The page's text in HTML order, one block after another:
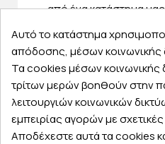
από ένα κατάστημα μας
Express
Κάντε σήμερα την
παραλάβετε αύριο
Αυτό το κατάστημα
απόδοσης, μέσων κοινωνικής
Τα cookies μέσων κοινωνικής
τρίτων μερών βοηθούν στην
λειτουργιών κοινωνικών
εμπειρίας αγορών με
Αποδέχεστε αυτά τα cookies